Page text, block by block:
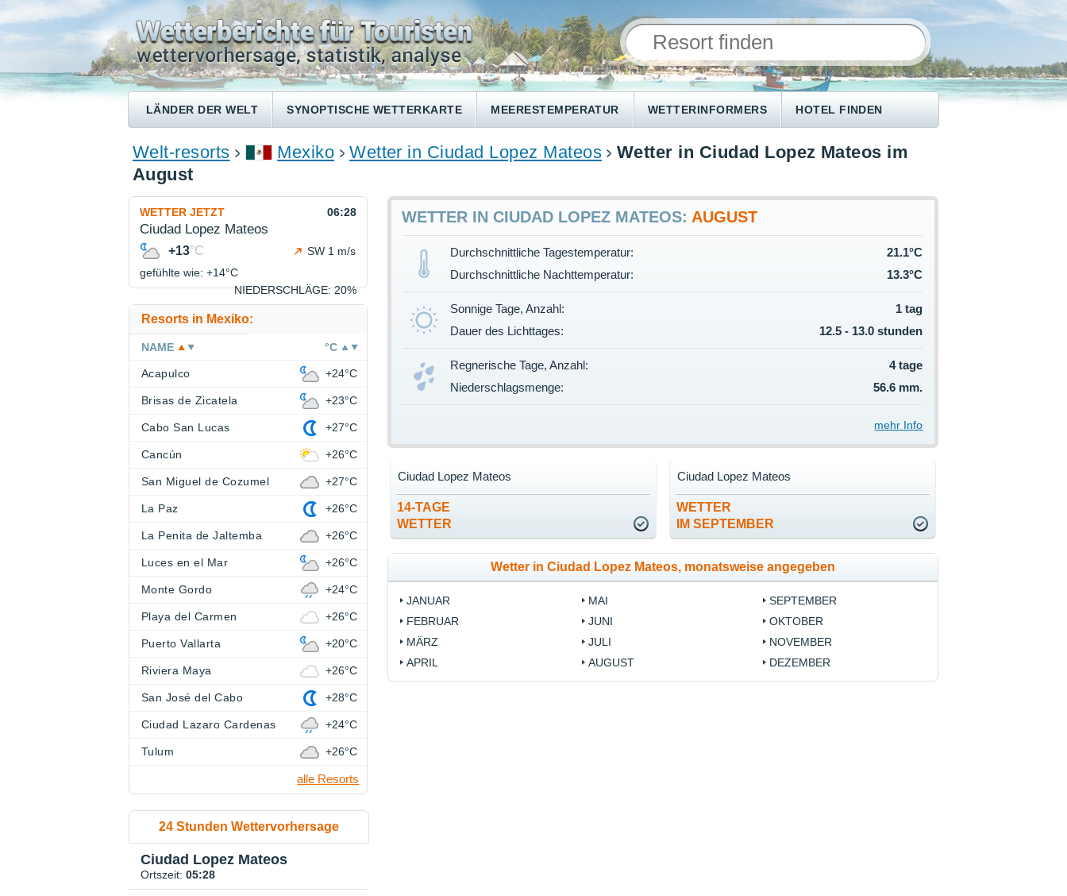
LÄNDER DER WELT SYNOPTISCHE WETTERKARTE MEERESTEMPERATUR WETTERINFORMERS HOTEL FINDEN
Welt-resorts Mexiko Wetter in Ciudad Lopez Mateos
Wetter in Ciudad Lopez Mateos im
August
WETTER IN CIUDAD LOPEZ MATEOS: AUGUST
Durchschnittliche Tagestemperatur:
21.1°C
Durchschnittliche Nachttemperatur:
13.3°C
Sonnige Tage, Anzahl:
1 tag
Dauer des Lichttages:
12.5 - 13.0 stunden
Regnerische Tage, Anzahl:
4 tage
Niederschlagsmenge:
56.6 mm.
mehr Info
14-TAGE
WETTER
Ciudad Lopez Mateos
WETTER
IM SEPTEMBER
Ciudad Lopez Mateos
Wetter in Ciudad Lopez Mateos, monatsweise angegeben
JANUAR
FEBRUAR
MÄRZ
APRIL
MAI
JUNI
JULI
AUGUST
SEPTEMBER
OKTOBER
NOVEMBER
DEZEMBER
WETTER JETZT 06:28
Ciudad Lopez Mateos
+13°C
SW 1 m/s
gefühlte wie: +14°C
NIEDERSCHLÄGE: 20%
Resorts in Mexiko:
NAME °C
Acapulco +24°C
Brisas de Zicatela +23°C
Cabo San Lucas +27°C
Cancún +26°C
San Miguel de Cozumel +27°C
La Paz +26°C
La Penita de Jaltemba +26°C
Luces en el Mar +26°C
Monte Gordo +24°C
Playa del Carmen +26°C
Puerto Vallarta +20°C
Riviera Maya +26°C
San José del Cabo +28°C
Ciudad Lazaro Cardenas +24°C
Tulum +26°C
alle Resorts
24 Stunden Wettervorhersage
Ciudad Lopez Mateos
Ortszeit: 05:28